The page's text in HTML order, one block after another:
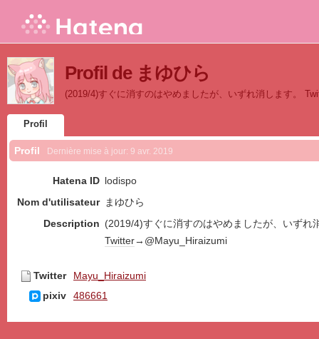
Profil de まゆひら
(2019/4)すぐに消すのはやめましたが、いずれ消します。
Profil
Profil Dernière mise à jour: 9 avr. 2019
Hatena ID lodispo
Nom d'utilisateur まゆひら
Description (2019/4)すぐに消すのはやめましたが、いずれ
Twitter→@Mayu_Hiraizumi
Twitter
Mayu_Hiraizumi
pixiv
486661